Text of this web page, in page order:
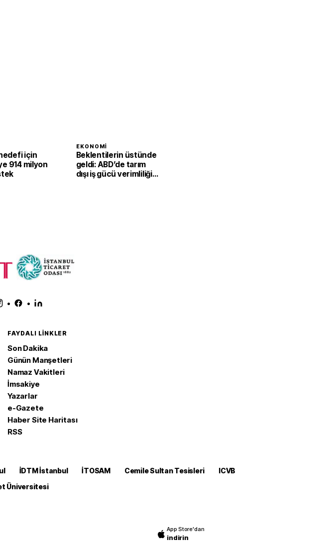
hedefi için
914 milyon
EKONOMI
Beklentilerin üstünde
geldi: ABD’de tarım
dışı iş gücü verimliliği
• •
FAYDALI LINKLER
Son Dakika
Günün Manşetleri
Namaz Vakitleri
İmsakiye
Yazarlar
e-Gazete
Haber Site Haritası
RSS
İDTM İstanbul İTOSAM Cemile Sultan Tesisleri
ICVB
Üniversitesi
App Store'dan
indirin